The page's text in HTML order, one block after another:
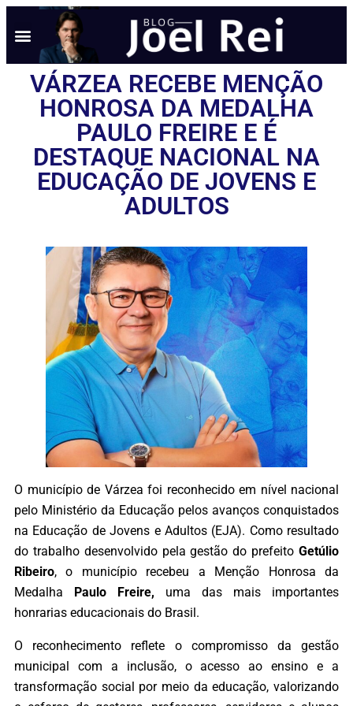
VÁRZEA RECEBE MENÇÃO
HONROSA DA MEDALHA
PAULO FREIRE E É
DESTAQUE NACIONAL NA
EDUCAÇÃO DE JOVENS E
ADULTOS
O município de Várzea foi reconhecido em nível nacional
pelo Ministério da Educação pelos avanços conquistados
na Educação de Jovens e Adultos (EJA). Como resultado
do trabalho desenvolvido pela gestão do prefeito Getúlio
Ribeiro, o município recebeu a Menção Honrosa da
Medalha Paulo Freire, uma das mais importantes
honrarias educacionais do Brasil.
O reconhecimento reflete o compromisso da gestão
municipal com a inclusão, o acesso ao ensino e a
transformação social por meio da educação, valorizando